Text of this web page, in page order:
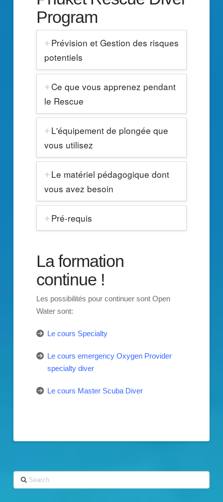
Program
Prévision et Gestion des risques
potentiels
Ce que vous apprenez pendant
le Rescue
L'équipement de plongée que
vous utilisez
Le matériel pédagogique dont
vous avez besoin
Pré-requis
La formation
continue !
Les possibilités pour continuer sont Open
Water sont:
Le cours Specialty
Le cours emergency Oxygen Provider
specialty diver
Le cours Master Scuba Diver
Search